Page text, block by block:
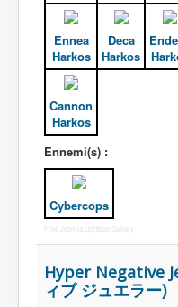
Ennea
Harkos
Deca
Harkos
Cannon
Harkos
Ennemi(s) :
Cybercops
Free Joomla Lightbox Gallery
Hyper Negative
ィブ ジュエラー)